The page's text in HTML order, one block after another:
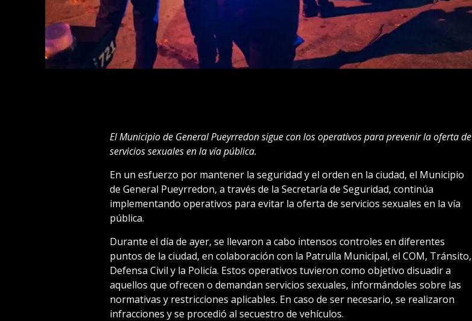
El Municipio de General Pueyrredon sigue con los operativos para prevenir la oferta de
servicios sexuales en la vía pública.
En un esfuerzo por mantener la seguridad y el orden en la ciudad, el Municipio
de General Pueyrredon, a través de la Secretaría de Seguridad, continúa
implementando operativos para evitar la oferta de servicios sexuales en la vía
pública.
Durante el día de ayer, se llevaron a cabo intensos controles en diferentes
puntos de la ciudad, en colaboración con la Patrulla Municipal, el COM, Tránsito,
Defensa Civil y la Policía. Estos operativos tuvieron como objetivo disuadir a
aquellos que ofrecen o demandan servicios sexuales, informándoles sobre las
normativas y restricciones aplicables. En caso de ser necesario, se realizaron
infracciones y se procedió al secuestro de vehículos.